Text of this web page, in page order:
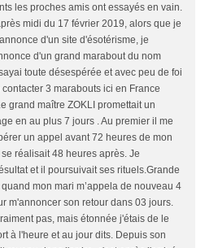
les proches amis ont essayés en vain.
midi du 17 février 2019, alors que je
d'un site d'ésotérisme, je
d'un grand marabout du nom
toute désespérée et avec peu de foi
3 marabouts ici en France
grand maître ZOKLI promettait un
en au plus 7 jours . Au premier il me
un appel avant 72 heures de mon
réalisait 48 heures après. Je
et il poursuivait ses rituels.Grande
mon mari m’appela de nouveau 4
m'annoncer son retour dans 03 jours.
pas, mais étonnée j'étais de le
à l'heure et au jour dits. Depuis son